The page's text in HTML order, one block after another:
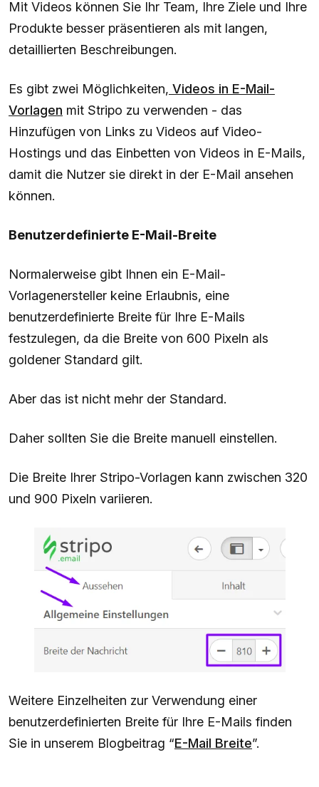
Mit Videos können Sie Ihr Team, Ihre Ziele und Ihre
Produkte besser präsentieren als mit langen,
detaillierten Beschreibungen.
Es gibt zwei Möglichkeiten, Videos in E-Mail-
Vorlagen mit Stripo zu verwenden - das
Hinzufügen von Links zu Videos auf Video-
Hostings und das Einbetten von Videos in E-Mails,
damit die Nutzer sie direkt in der E-Mail ansehen
können.
Benutzerdefinierte E-Mail-Breite
Normalerweise gibt Ihnen ein E-Mail-
Vorlagenersteller keine Erlaubnis, eine
benutzerdefinierte Breite für Ihre E-Mails
festzulegen, da die Breite von 600 Pixeln als
goldener Standard gilt.
Aber das ist nicht mehr der Standard.
Daher sollten Sie die Breite manuell einstellen.
Die Breite Ihrer Stripo-Vorlagen kann zwischen 320
und 900 Pixeln variieren.
Weitere Einzelheiten zur Verwendung einer
benutzerdefinierten Breite für Ihre E-Mails finden
Sie in unserem Blogbeitrag “E-Mail Breite”.